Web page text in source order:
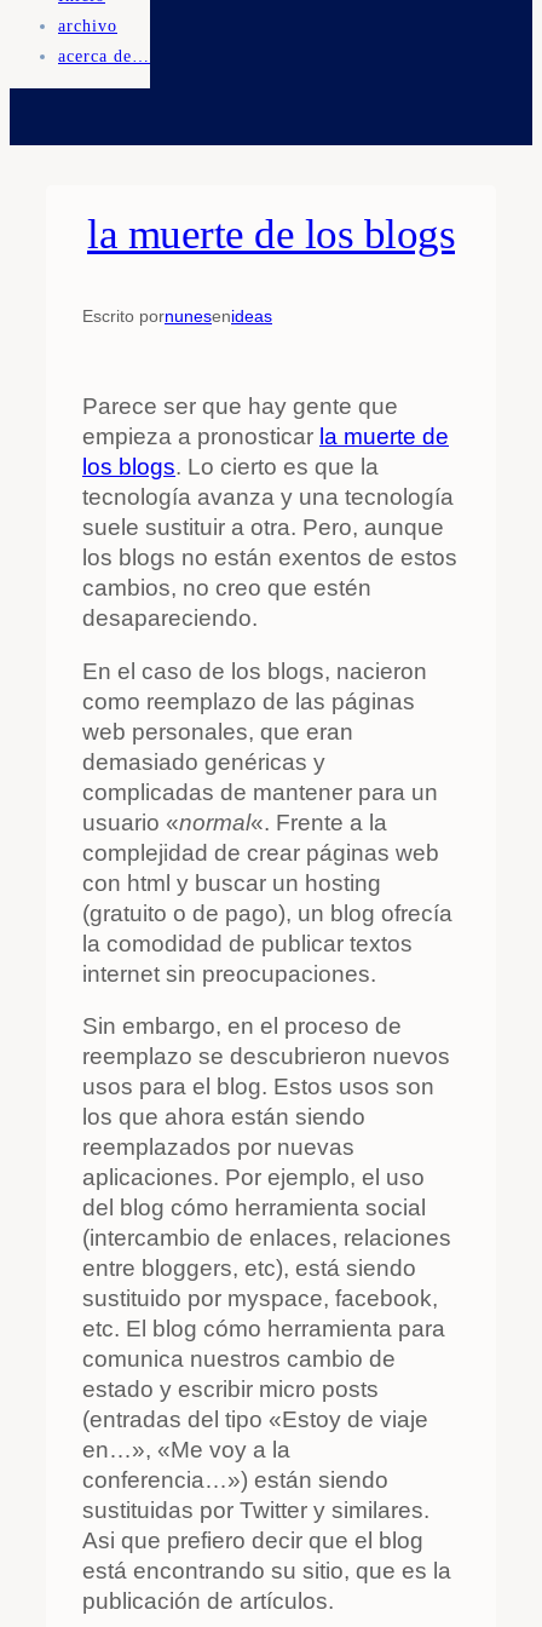
archivo
acerca de…
la muerte de los blogs
Escrito pornunesenideas
Parece ser que hay gente que
empieza a pronosticar la muerte de
los blogs. Lo cierto es que la
tecnología avanza y una tecnología
suele sustituir a otra. Pero, aunque
los blogs no están exentos de estos
cambios, no creo que estén
desapareciendo.
En el caso de los blogs, nacieron
como reemplazo de las páginas
web personales, que eran
demasiado genéricas y
complicadas de mantener para un
usuario «normal«. Frente a la
complejidad de crear páginas web
con html y buscar un hosting
(gratuito o de pago), un blog ofrecía
la comodidad de publicar textos
internet sin preocupaciones.
Sin embargo, en el proceso de
reemplazo se descubrieron nuevos
usos para el blog. Estos usos son
los que ahora están siendo
reemplazados por nuevas
aplicaciones. Por ejemplo, el uso
del blog cómo herramienta social
(intercambio de enlaces, relaciones
entre bloggers, etc), está siendo
sustituido por myspace, facebook,
etc. El blog cómo herramienta para
comunica nuestros cambio de
estado y escribir micro posts
(entradas del tipo «Estoy de viaje
en…», «Me voy a la
conferencia…») están siendo
sustituidas por Twitter y similares.
Asi que prefiero decir que el blog
está encontrando su sitio, que es la
publicación de artículos.